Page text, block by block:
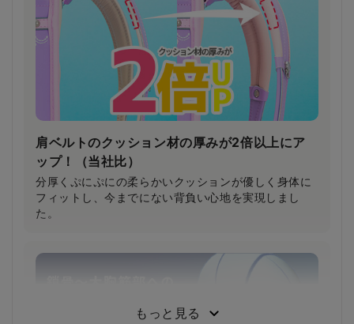
肩ベルトのクッション材の厚みが2倍以上にア
ップ！（当社比）
分厚くぷにぷにの柔らかいクッションが優しく身体に
フィットし、今までにない背負い心地を実現しまし
た。
もっと見る